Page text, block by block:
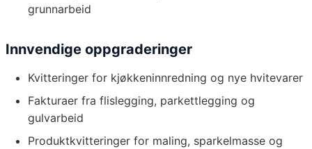
grunnarbeid
Innvendige oppgraderinger
Kvitteringer for kjøkkeninnredning og nye hvitevarer
Fakturaer fra flislegging, parkettlegging og
gulvarbeid
Produktkvitteringer for maling, sparkelmasse og